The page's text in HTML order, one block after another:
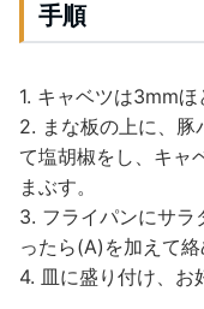
手順
1. キャベツは3mmほ
2. まな板の上に、豚
て塩胡椒をし、キャ
まぶす。
3. フライパンにサ
ったら(A)を加えて絡
4. 皿に盛り付け、お